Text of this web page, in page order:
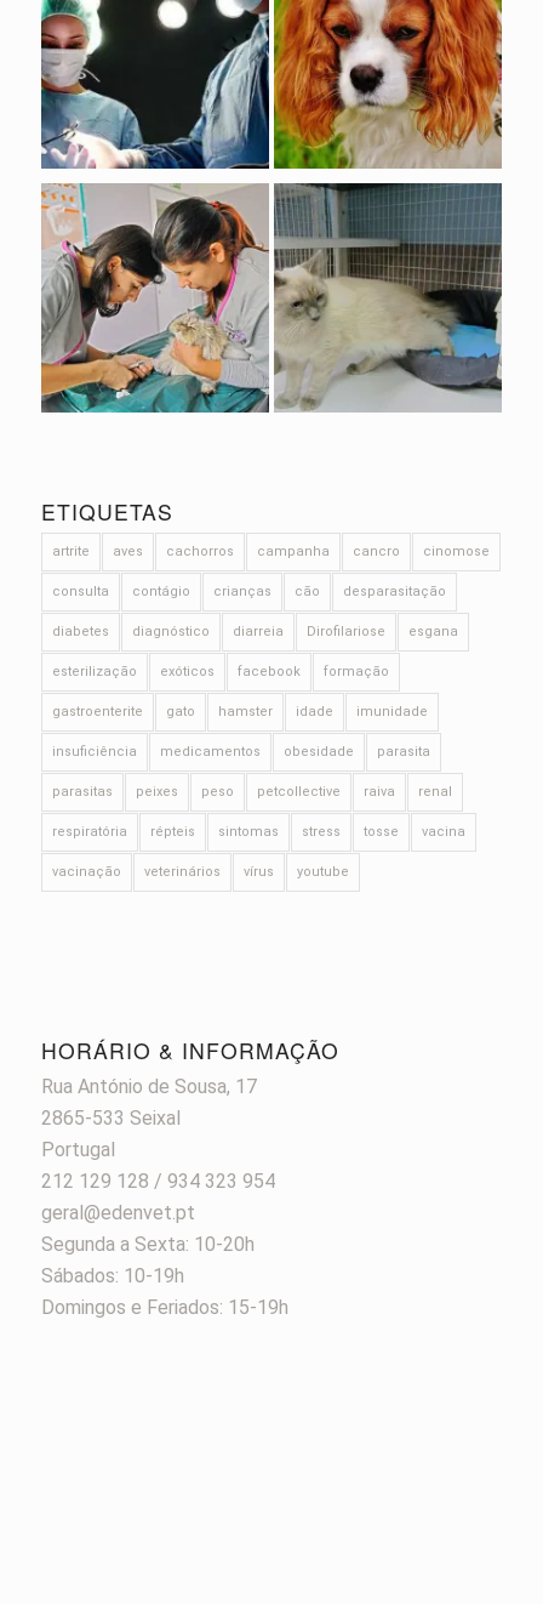
ETIQUETAS
artrite aves cachorros campanha cancro cinomose
consulta contágio crianças cão desparasitação
diabetes diagnóstico diarreia Dirofilariose esgana
esterilização exóticos facebook formação
gastroenterite gato hamster idade imunidade
insuficiência medicamentos obesidade parasita
parasitas peixes peso petcollective raiva renal
respiratória répteis sintomas stress tosse vacina
vacinação veterinários vírus youtube
HORÁRIO & INFORMAÇÃO
Rua António de Sousa, 17
2865-533 Seixal
Portugal
212 129 128 / 934 323 954
geral@edenvet.pt
Segunda a Sexta: 10-20h
Sábados: 10-19h
Domingos e Feriados: 15-19h